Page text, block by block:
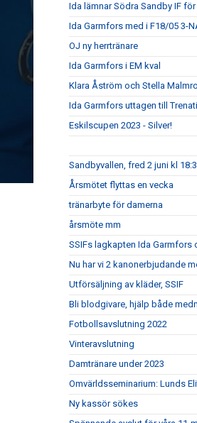
Ida lämnar Södra Sandby IF
Ida Garmfors med i F18/05 3-
OJ ny herrtränare
Ida Garmfors i EM kval
Klara Åström och Stella
Ida Garmfors uttagen till
Eskilscupen 2023 - Silver!
Sandbyvallen, fred 2 juni kl
Årsmötet flyttas en vecka
tränarbyte för damerna
årsmöte mm
SSIFs lagkapten Ida
Nu har vi 2 kanonerbjudande
Utförsäljning av kläder, SSIF
Bli blodgivare, hjälp både
Fotbollsavslutning 2022
Vinteravslutning
Damtränare under 2023
Omvärldsseminarium: Lunds
Ny kassör sökes